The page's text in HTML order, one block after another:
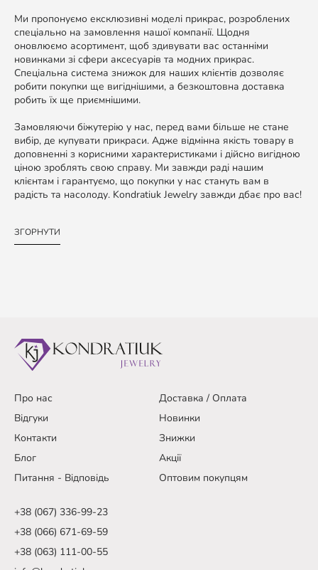
Ми пропонуємо ексклюзивні моделі прикрас, розроблених
спеціально на замовлення нашої компанії. Щодня
оновлюємо асортимент, щоб здивувати вас останніми
новинками зі сфери аксесуарів та модних прикрас.
Спеціальна система знижок для наших клієнтів дозволяє
робити покупки ще вигіднішими, а безкоштовна доставка
робить їх ще приємнішими.
Замовляючи біжутерію у нас, перед вами більше не стане
вибір, де купувати прикраси. Адже відмінна якість товару в
доповненні з корисними характеристиками і дійсно вигідною
ціною зроблять свою справу. Ми завжди раді нашим
клієнтам і гарантуємо, що покупки у нас стануть вам в
радість та насолоду. Kondratiuk Jewelry завжди дбає про вас!
ЗГОРНУТИ
Про нас
Доставка / Оплата
Відгуки
Новинки
Контакти
Знижки
Блог
Акції
Питання - Відповідь
Оптовим покупцям
+38 (067) 336-99-23
+38 (066) 671-69-59
+38 (063) 111-00-55